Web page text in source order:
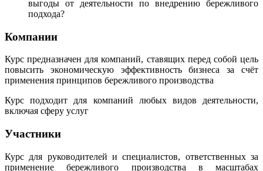
выгоды от деятельности по внедрению бережливого
подхода?
Компании
Курс предназначен для компаний, ставящих перед собой цель
повысить экономическую эффективность бизнеса за счёт
применения принципов бережливого производства
Курс подходит для компаний любых видов деятельности,
включая сферу услуг
Участники
Курс для руководителей и специалистов, ответственных за
применение бережливого производства в масштабах